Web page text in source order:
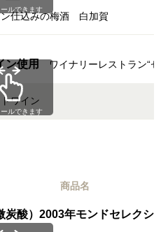
仕込みの梅酒 白加賀
ルできます
使用 ワイナリーレストラン“ゼ
ワイン
ルできます
商品名
酸）2003年モンドセレクショ